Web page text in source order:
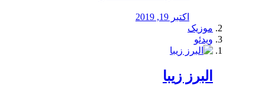
اکتبر 19, 2019
موزیک
ویدئو
البرز زیبا